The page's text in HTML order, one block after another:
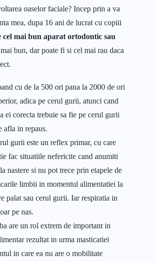
oaselor faciale? Incep prin a va
mea, dupa 16 ani de lucrat cu copiii
cel mai bun aparat ortodontic sau
bun, dar poate fi si cel mai rau daca
cu de la 500 ori pana la 2000 de ori
adica pe cerul gurii, atunci cand
ei corecta trebuie sa fie pe cerul gurii
afla in repaus.
gurii este un reflex primar, cu care
fac situatiile nefericite cand anumiti
nastere si nu pot trece prin etapele de
limbii in momentul alimentatiei la
palat sau cerul gurii. Iar respiratia in
pe nas.
are un rol extrem de important in
rezultat in urma masticatiei
in care ea nu are o mobilitate